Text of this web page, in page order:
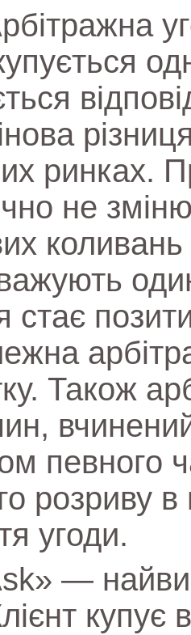
ринках.
не
коливань
стає
Також
певного
розриву
угоди.
—
купує